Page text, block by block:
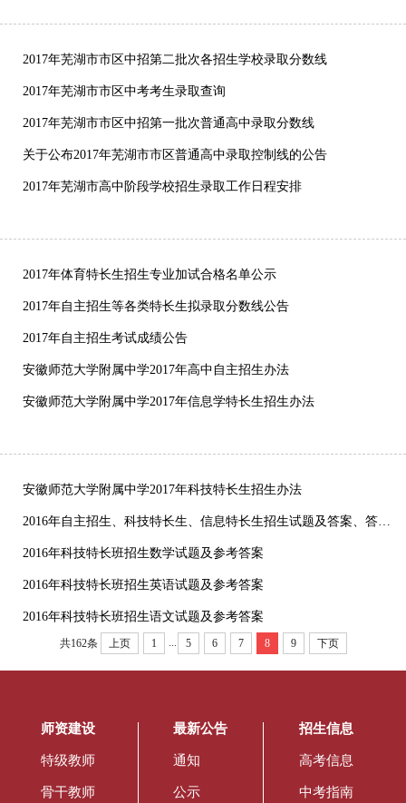
2017年芜湖市市区中招第二批次各招生学校录取分数线
2017年芜湖市市区中考考生录取查询
2017年芜湖市市区中招第一批次普通高中录取分数线
关于公布2017年芜湖市市区普通高中录取控制线的公告
2017年芜湖市高中阶段学校招生录取工作日程安排
2017年体育特长生招生专业加试合格名单公示
2017年自主招生等各类特长生拟录取分数线公告
2017年自主招生考试成绩公告
安徽师范大学附属中学2017年高中自主招生办法
安徽师范大学附属中学2017年信息学特长生招生办法
安徽师范大学附属中学2017年科技特长生招生办法
2016年自主招生、科技特长生、信息特长生招生试题及答案、答题卷下载
2016年科技特长班招生数学试题及参考答案
2016年科技特长班招生英语试题及参考答案
2016年科技特长班招生语文试题及参考答案
共162条 上页 1 5 6 7 8 9 下页
师资建设
特级教师
骨干教师
最新公告
通知
公示
招生信息
高考信息
中考指南